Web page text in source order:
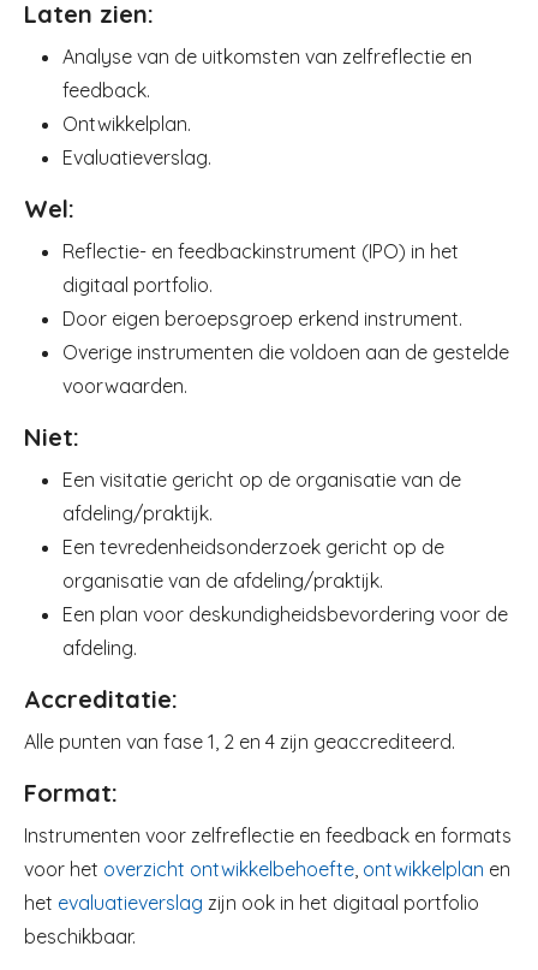
Laten zien:
Analyse van de uitkomsten van zelfreflectie en
feedback.
Ontwikkelplan.
Evaluatieverslag.
Wel:
Reflectie- en feedbackinstrument (IPO) in het
digitaal portfolio.
Door eigen beroepsgroep erkend instrument.
Overige instrumenten die voldoen aan de gestelde
voorwaarden.
Niet:
Een visitatie gericht op de organisatie van de
afdeling/praktijk.
Een tevredenheidsonderzoek gericht op de
organisatie van de afdeling/praktijk.
Een plan voor deskundigheidsbevordering voor de
afdeling.
Accreditatie:
Alle punten van fase 1, 2 en 4 zijn geaccrediteerd.
Format:
Instrumenten voor zelfreflectie en feedback en formats
voor het overzicht ontwikkelbehoefte ontwikkelplan en
het evaluatieverslag zijn ook in het digitaal portfolio
beschikbaar.